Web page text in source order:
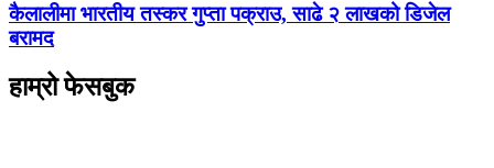
कैलालीमा भारतीय तस्कर गुप्ता पक्राउ, साढे २ लाखको डिजेल
बरामद
हाम्रो फेसबुक